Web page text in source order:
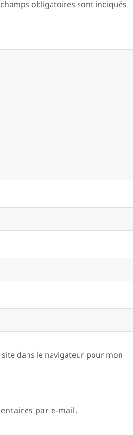
champs obligatoires sont indiqués
dans le navigateur pour mon
par e-mail.